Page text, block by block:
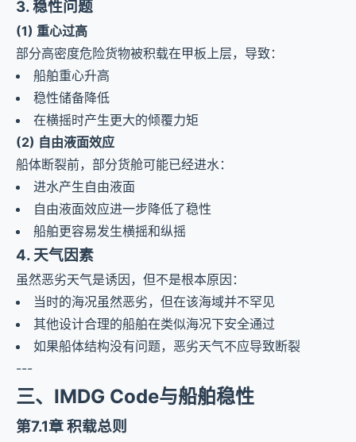
3. 稳性问题
(1) 重心过高
部分高密度危险货物被积载在甲板上层，导致：
船舶重心升高
稳性储备降低
在横摇时产生更大的倾覆力矩
(2) 自由液面效应
船体断裂前，部分货舱可能已经进水：
进水产生自由液面
自由液面效应进一步降低了稳性
船舶更容易发生横摇和纵摇
4. 天气因素
虽然恶劣天气是诱因，但不是根本原因：
当时的海况虽然恶劣，但在该海域并不罕见
其他设计合理的船舶在类似海况下安全通过
如果船体结构没有问题，恶劣天气不应导致断裂
---
三、IMDG Code与船舶稳性
第7.1章 积载总则